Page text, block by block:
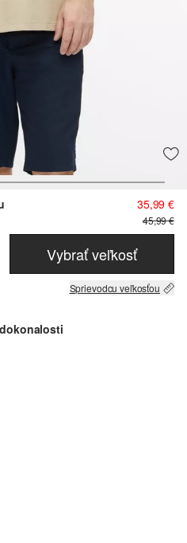
35,99 €
45,99 €
Vybrať veľkosť
Sprievodcu veľkosťou